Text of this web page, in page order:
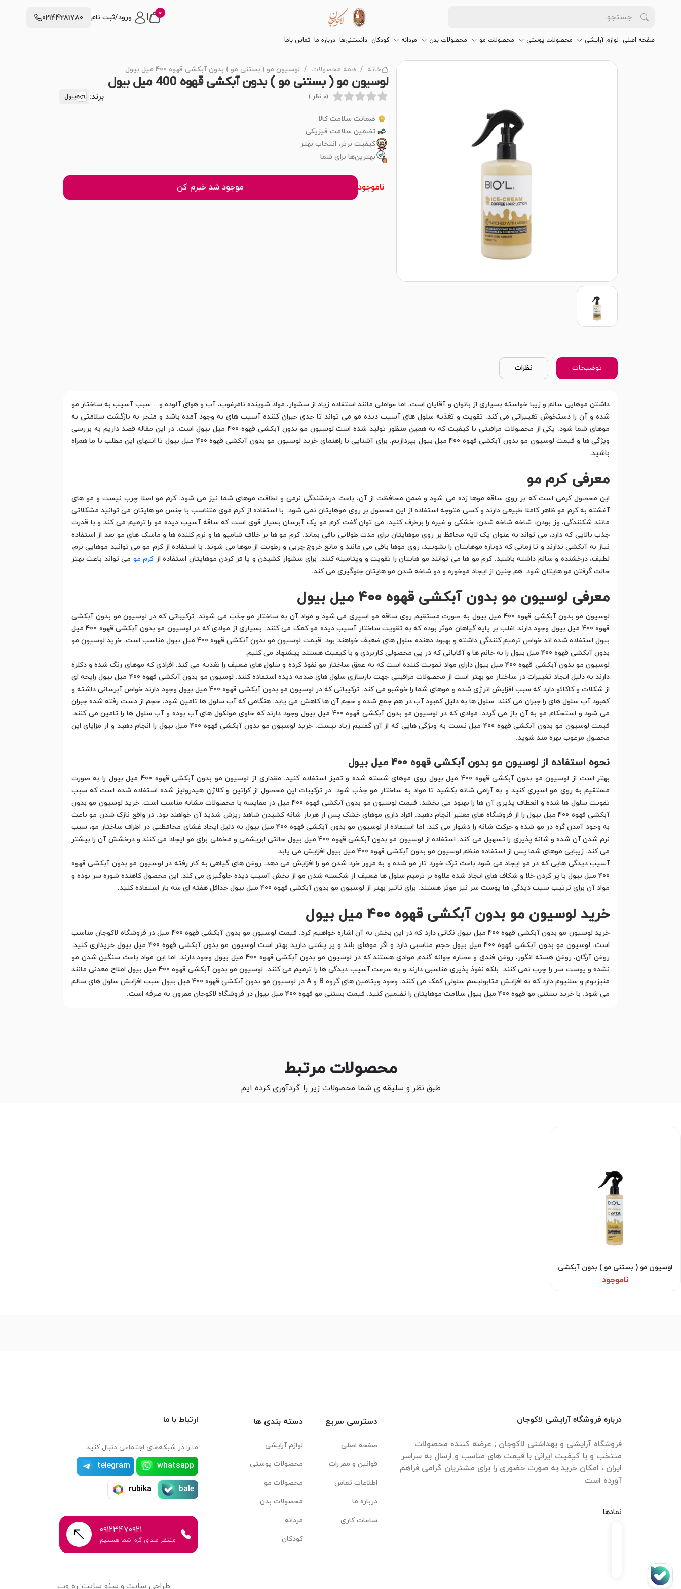
0 ورود/ثبت نام 02144281780
صفحه اصلی لوازم آرایشی محصولات پوستی محصولات مو محصولات بدن مردانه کودکان دانستنی‌ها درباره ما تماس باما
خانه همه محصولات لوسیون مو ( بستنی مو ) بدون آبکشی قهوه 400 میل بیول
لوسیون مو ( بستنی مو ) بدون آبکشی قهوه 400 میل بیول
(0 نظر ) برند: بیول
ضمانت سلامت کالا
تضمین سلامت فیزیکی
کیفیت برتر، انتخاب بهتر
بهترین‌ها برای شما
ناموجود موجود شد خبرم کن
توضیحات نظرات
داشتن موهایی سالم و زیبا خواسته بسیاری از بانوان و آقایان است. اما عواملی مانند استفاده زیاد از سشوار، مواد شوینده نامرغوب، آب و هوای آلوده و... سبب آسیب به ساختار مو
شده و آن را دستخوش تغییراتی می کند. تقویت و تغذیه سلول های آسیب دیده مو می تواند تا حدی جبران کننده آسیب های به وجود آمده باشد و منجر به بازگشت سلامتی به
موهای شما شود. یکی از محصولات مراقبتی با کیفیت که به همین منظور تولید شده است لوسیون مو بدون آبکشی قهوه 400 میل بیول است. در این مقاله قصد داریم به بررسی
ویژگی ها و قیمت لوسیون مو بدون آبکشی قهوه 400 میل بیول بپردازیم. برای آشنایی با راهنمای خرید لوسیون مو بدون آبکشی قهوه 400 میل بیول تا انتهای این مطلب با ما همراه
باشید.
معرفی کرم مو
این محصول کرمی است که بر روی ساقه موها زده می شود و ضمن محافظت از آن، باعث درخشندگی نرمی و لطافت موهای شما نیز می شود. کرم مو اصلا چرب نیست و مو های
آغشته به کرم مو ظاهر کاملا طبیعی دارند و کسی متوجه استفاده از این محصول بر روی موهایتان نمی شود. با استفاده از کرم موی متناسب با جنس مو هایتان می توانید مشکلاتی
مانند شکنندگی، وز بودن، شاخه شاخه شدن، خشکی و غیره را برطرف کنید. می توان گفت کرم مو یک آبرسان بسیار قوی است که ساقه آسیب دیده مو را ترمیم می کند و با قدرت
جذب بالایی که دارد، می تواند به عنوان یک لایه محافظ بر روی موهایتان برای مدت طولانی باقی بماند. کرم مو ها بر خلاف شامپو ها و نرم کننده ها و ماسک های مو بعد از استفاده
نیاز به آبکشی ندارند و تا زمانی که دوباره موهایتان را بشویید، روی موها باقی می مانند و مانع خروج چربی و رطوبت از موها می شوند. با استفاده از کرم مو می توانید موهایی نرم،
لطیف، درخشنده و سالم داشته باشید. کرم مو ها می توانند مو هایتان را تقویت و ویتامینه کنند. برای سشوار کشیدن و یا فر کردن موهایتان استفاده ازکرم مو می تواند باعث بهتر
حالت گرفتن مو هایتان شود. هم چنین از ایجاد موخوره و دو شاخه شدن مو هایتان جلوگیری می کند.
معرفی لوسیون مو بدون آبکشی قهوه 400 میل بیول
لوسیون مو بدون آبکشی قهوه 400 میل بیول به صورت مستقیم روی ساقه مو اسپری می شود و مواد آن به ساختار مو جذب می شوند. ترکیباتی که در لوسیون مو بدون آبکشی
قهوه 400 میل بیول وجود دارند اغلب بر پایه گیاهان موثر بوده که به تقویت ساختار آسیب دیده مو کمک می کنند. بسیاری از موادی که در لوسیون مو بدون آبکشی قهوه 400 میل
بیول استفاده شده اند خواص ترمیم کنندگی داشته و بهبود دهنده سلول های ضعیف خواهند بود. قیمت لوسیون مو بدون آبکشی قهوه 400 میل بیول مناسب است. خرید لوسیون مو
بدون آبکشی قهوه 400 میل بیول را به خانم ها و آقایانی که در پی محصولی کاربردی و با کیفیت هستند پیشنهاد می کنیم.
لوسیون مو بدون آبکشی قهوه 400 میل بیول دارای مواد تقویت کننده است که به عمق ساختار مو نفوذ کرده و سلول های ضعیف را تغذیه می کند. افرادی که موهای رنگ شده و دکلره
دارند به دلیل ایجاد تغییرات در ساختار مو بهتر است از محصولات مراقبتی جهت بازسازی سلول های صدمه دیده استفاده کنند. لوسیون مو بدون آبکشی قهوه 400 میل بیول رایحه ای
از شکلات و کاکائو دارد که سبب افزایش انرژی شده و موهای شما را خوشبو می کند. ترکیباتی که در لوسیون مو بدون آبکشی قهوه 400 میل بیول وجود دارند خواص آبرسانی داشته و
کمبود آب سلول های را جبران می کنند. سلول ها به دلیل کمبود آب در هم جمع شده و حجم آن ها کاهش می یابد. هنگامی که آب سلول ها تامین شود، حجم از دست رفته شده جبران
می شود و استحکام مو به آن باز می گردد. موادی که در لوسیون مو بدون آبکشی قهوه 400 میل بیول وجود دارند که حاوی مولکول های آب بوده و آب سلول ها را تامین می کنند.
قیمت لوسیون مو بدون آبکشی قهوه 400 میل نسبت به ویژگی هایی که از آن گفتیم زیاد نیست. خرید لوسیون مو بدون آبکشی قهوه 400 میل بیول را انجام دهید و از مزایای این
محصول مرغوب بهره مند شوید.
نحوه استفاده از لوسیون مو بدون آبکشی قهوه 400 میل بیول
بهتر است از لوسیون مو بدون آبکشی قهوه 400 میل بیول روی موهای شسته شده و تمیز استفاده کنید. مقداری از لوسیون مو بدون آبکشی قهوه 400 میل بیول را به صورت
مستقیم به روی مو اسپری کنید و به آرامی شانه بکشید تا مواد به ساختار مو جذب شود. در ترکیبات این محصول از کراتین و کلاژن هیدرولیز شده استفاده شده است که سبب
تقویت سلول ها شده و انعطاف پذیری آن ها را بهبود می بخشد. قیمت لوسیون مو بدون آبکشی قهوه 400 میل در مقایسه با محصولات مشابه مناسب است. خرید لوسیون مو بدون
آبکشی قهوه 400 میل بیول را از فروشگاه های معتبر انجام دهید. افراد داری موهای خشک پس از هربار شانه کشیدن شاهد ریزش شدید آن خواهند بود. در واقع نازک شدن مو باعث
به وجود آمدن گره در مو شده و حرکت شانه را دشوار می کند. اما استفاده از لوسیون مو بدون آبکشی قهوه 400 میل بیول به دلیل ایجاد غشای محافظتی در اطراف ساختار مو، سبب
نرم شدن آن شده و شانه پذیری را تسهیل می کند. استفاده از لوسیون مو بدون آبکشی قهوه 400 میل بیول حالتی ابریشمی و مخملی برای مو ایجاد می کنند و درخشش آن را بیشتر
می کند. زیبایی موهای شما پس از استفاده منظم لوسیون مو بدون آبکشی قهوه 400 میل بیول افزایش می یابد.
آسیب دیدگی هایی که در مو ایجاد می شود باعث ترک خورد تار مو شده و به مرور خرد شدن مو را افزایش می دهد. روغن های گیاهی به کار رفته در لوسیون مو بدون آبکشی قهوه
400 میل بیول با پر کردن خلا و شکاف های ایجاد شده علاوه بر ترمیم سلول ها ضعیف از شکسته شدن مو از بخش آسیب دیده جلوگیری می کند. این محصول کاهنده شوره سر بوده و
مواد آن برای ترتیب سیب دیدگی ها پوست سر نیز موثر هستند. برای تاثیر بهتر از لوسیون مو بدون آبکشی قهوه 400 میل بیول حداقل هفته ای سه بار استفاده کنید.
خرید لوسیون مو بدون آبکشی قهوه 400 میل بیول
خرید لوسیون مو بدون آبکشی قهوه 400 میل بیول نکاتی دارد که در این بخش به آن اشاره خواهیم کرد. قیمت لوسیون مو بدون آبکشی قهوه 400 میل در فروشگاه لاکوجان مناسب
است. لوسیون مو بدون آبکشی قهوه 400 میل بیول حجم مناسبی دارد و اگر موهای بلند و پر پشتی دارید بهتر است لوسیون مو بدون آبکشی قهوه 400 میل بیول خریداری کنید.
روغن آرگان، روغن هسته انگور، روغن فندق و عصاره جوانه گندم موادی هستند که در لوسیون مو بدون آبکشی قهوه 400 میل بیول وجود دارند. اما این مواد باعث سنگین شدن مو
نشده و پوست سر را چرب نمی کنند. بلکه نفوذ پذیری مناسبی دارند و به سرعت آسیب دیدگی ها را ترمیم می کنند. لوسیون مو بدون آبکشی قهوه 400 میل بیول املاح معدنی مانند
منیزیوم و سلنیوم دارد که به افزایش متابولیسم سلولی کمک می کنند. وجود ویتامین های گروه B و A در لوسیون مو بدون آبکشی قهوه 400 میل بیول سبب افزایش سلول های سالم
می شود. با خرید بستنی مو قهوه 400 میل بیول سلامت موهایتان را تضمین کنید. قیمت بستنی مو قهوه 400 میل بیول در فروشگاه لاکوجان مقرون به صرفه است.
محصولات مرتبط
طبق نظر و سلیقه ی شما محصولات زیر را گردآوری کرده ایم
لوسیون مو ( بستنی مو ) بدون آبکشی
ناموجود
درباره فروشگاه آرایشی لاکوجان
فروشگاه آرایشی و بهداشتی لاکوجان ; عرضه کننده محصولات
منتخب و با کیفیت ایرانی با قیمت های مناسب و ارسال به سراسر
ایران ، امکان خرید به صورت حضوری را برای مشتریان گرامی فراهم
آورده است
نمادها
دسترسی سریع
صفحه اصلی
قوانین و مقررات
اطلاعات تماس
درباره ما
ساعات کاری
دسته بندی ها
لوازم آرایشی
محصولات پوستی
محصولات مو
محصولات بدن
مردانه
کودکان
ارتباط با ما
ما را در شبکه‌های اجتماعی دنبال کنید
whatsapp
telegram
bale
rubika
۰۹۱۲۳۴۷۰۹۲۱
منتظر صدای گرم شما هستیم
طراحی سایت و سئو سایت: ره وب